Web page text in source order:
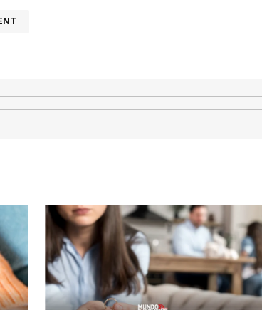
marcados con*
Tu correo electrónico
nombre, correo electrónico
en este navegador para la
que haga un comentario.